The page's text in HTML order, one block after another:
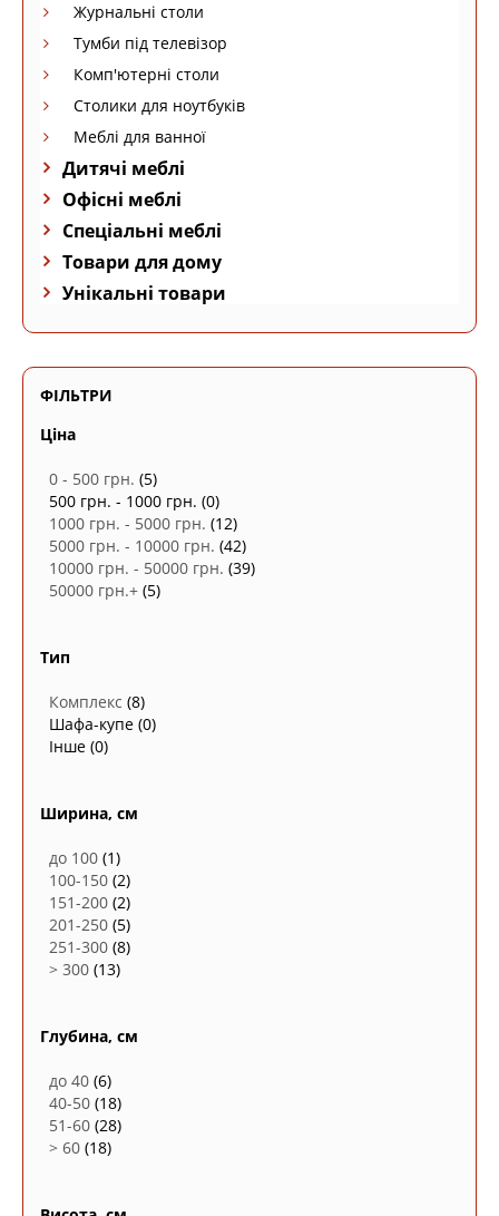
Журнальні столи
Тумби під телевізор
Комп'ютерні столи
Столики для ноутбуків
Меблі для ванної
Дитячі меблі
Офісні меблі
Спеціальні меблі
Товари для дому
Унікальні товари
ФІЛЬТРИ
Ціна
0 - 500 грн. (5)
500 грн. - 1000 грн. (0)
1000 грн. - 5000 грн. (12)
5000 грн. - 10000 грн. (42)
10000 грн. - 50000 грн. (39)
50000 грн.+ (5)
Тип
Комплекс (8)
Шафа-купе (0)
Інше (0)
Ширина, см
до 100 (1)
100-150 (2)
151-200 (2)
201-250 (5)
251-300 (8)
> 300 (13)
Глубина, см
до 40 (6)
40-50 (18)
51-60 (28)
> 60 (18)